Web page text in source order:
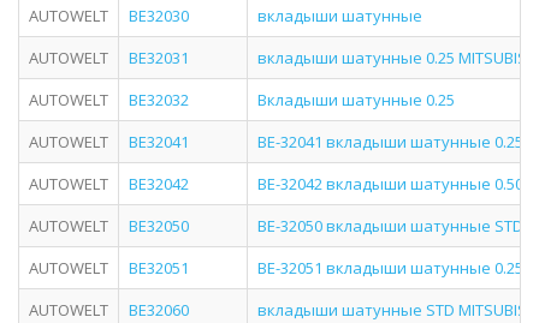
AUTOWELT
BE32030
вкладыши шатунные
AUTOWELT
BE32031
вкладыши шатунные 0.25
AUTOWELT
BE32032
Вкладыши шатунные 0.25
AUTOWELT
BE32041
BE-32041 вкладыши шатунные 0.25
AUTOWELT
BE32042
BE-32042 вкладыши шатунные 0.50
AUTOWELT
BE32050
BE-32050 вкладыши шатунные STD
AUTOWELT
BE32051
BE-32051 вкладыши шатунные 0.25
AUTOWELT
BE32060
вкладыши шатунные STD